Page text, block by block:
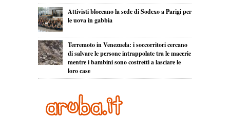
Attivisti bloccano la sede di Sodexo a Parigi per
le uova in gabbia
Terremoto in Venezuela: i soccorritori cercano
di salvare le persone intrappolate tra le macerie
mentre i bambini sono costretti a lasciare le
loro case